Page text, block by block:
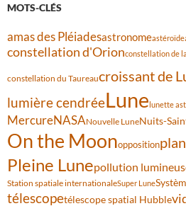
MOTS-CLÉS
amas des Pléiadesastronomeastéroïde
constellation d'Orionconstellation de
constellation du Taureaucroissant de
lumière cendréeLunelunette
MercureNASANouvelle LuneNuits-
On the Moonopposition
Pleine Lunepollution
Station spatiale internationaleSuper Lune
télescopetélescope spatial Hubble